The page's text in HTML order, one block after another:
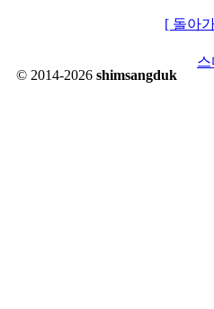
[ 돌아
© 2014-2026 shimsangduk